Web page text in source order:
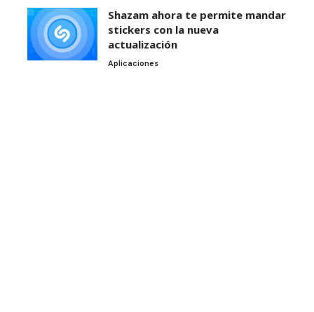
Shazam ahora te permite mandar
stickers con la nueva
actualización
Aplicaciones